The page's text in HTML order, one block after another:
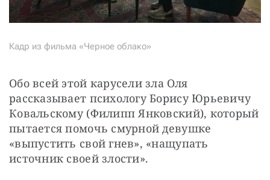
Кадр из фильма «Черное облако»
Обо всей этой карусели зла Оля
рассказывает психологу Борису Юрьевичу
Ковальскому (Филипп Янковский), который
пытается помочь смурной девушке
«выпустить свой гнев», «нащупать
источник своей злости».